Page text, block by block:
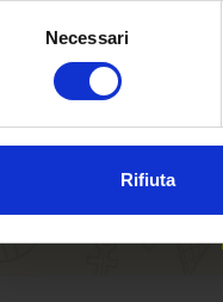
Necessari
Rifiuta